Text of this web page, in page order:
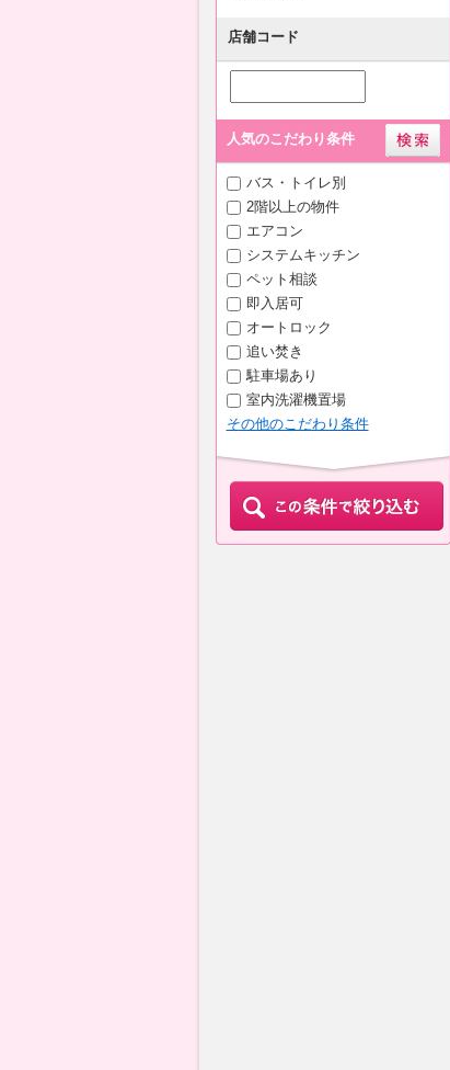
店舗コード
人気のこだわり条件
バス・トイレ別
2階以上の物件
エアコン
システムキッチン
ペット相談
即入居可
オートロック
追い焚き
駐車場あり
室内洗濯機置場
その他のこだわり条件